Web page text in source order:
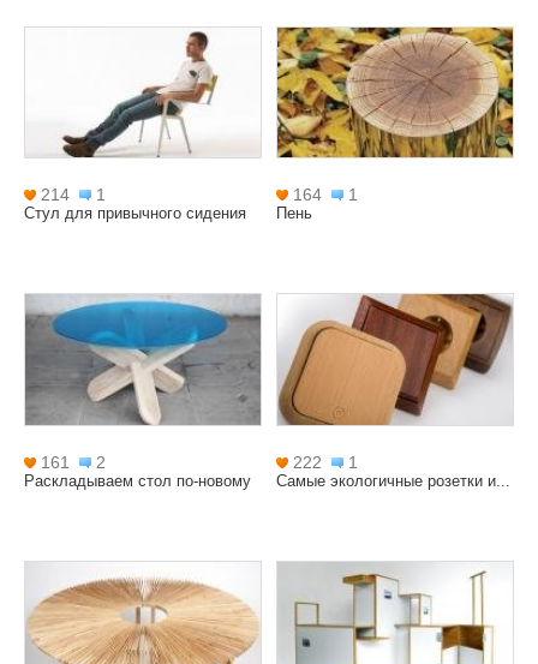
214 1
Стул для привычного сидения
164 1
Пень
161 2
Раскладываем стол по-новому
222 1
Самые экологичные розетки и...